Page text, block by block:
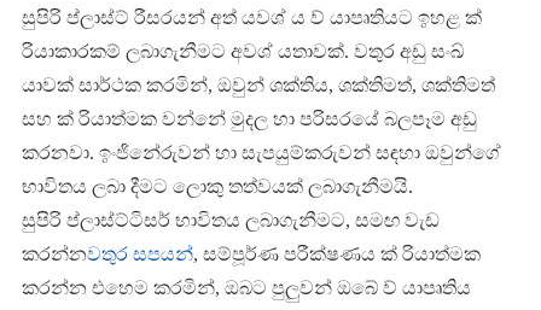
සුපිරි ප්ලාස්ට් රීසරයන් අත් යවශ් ය ව් යාපෘතියට ඉහළ ක්
රියාකාරකම් ලබාගැනීමට අවශ් යතාවක්. වතුර අඩු සංඛ්
යාවක් සාර්ථක කරමින්, ඔවුන් ශක්තිය, ශක්තිමත්, ශක්තිමත්
සහ ක් රියාත්මක වන්නේ මුදල හා පරිසරයේ බලපෑම අඩු
කරනවා. ඉංජිනේරුවන් හා සැපයුම්කරුවන් සඳහා ඔවුන්ගේ
භාවිතය ලබා දීමට ලොකු තත්වයක් ලබාගැනීමයි.
සුපිරි ප්ලාස්ට්ටිසර් භාවිතය ලබාගැනීමට, සමඟ වැඩ
කරන්නවතුර සපයන්, සම්පූර්ණ පරීක්ෂණය ක් රියාත්මක
කරන්න එහෙම කරමින්, ඔබට පුලුවන් ඔබේ ව් යාපෘතිය